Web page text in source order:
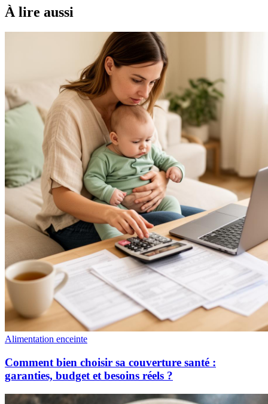
À lire aussi
Alimentation enceinte
Comment bien choisir sa couverture santé :
garanties, budget et besoins réels ?